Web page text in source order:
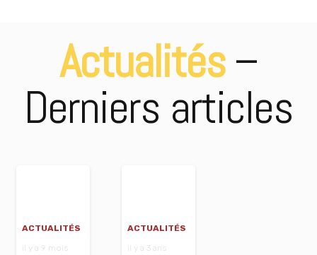
Actualités–
Derniers articles
ACTUALITÉS
il y a 9 mois
ACTUALITÉS
il y a 3 ans